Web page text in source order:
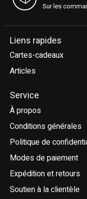
Sur les
Liens rapides
Cartes-cadeaux
Articles
Service
À propos
Conditions générales
Politique de
Modes de paiement
Expédition et retours
Soutien à la clientèle